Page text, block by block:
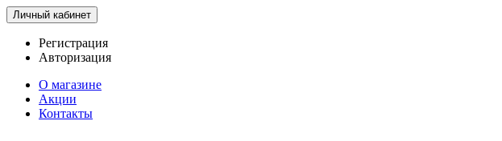
Личный кабинет
Регистрация
Авторизация
О магазине
Акции
Контакты